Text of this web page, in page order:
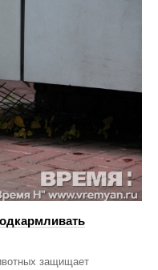
защищает